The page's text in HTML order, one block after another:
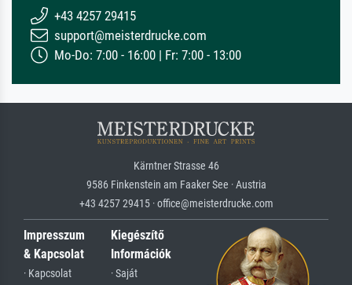
+43 4257 29415
support@meisterdrucke.com
Mo-Do: 7:00 - 16:00 | Fr: 7:00 - 13:00
Kärntner Strasse 46
9586 Finkenstein am Faaker See · Austria
+43 4257 29415 · office@meisterdrucke.com
Impresszum
& Kapcsolat
· Kapcsolat
Kiegészítő
Információk
· Saját